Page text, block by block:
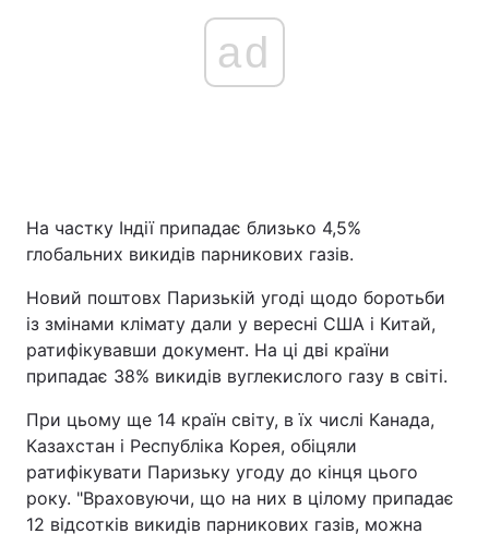
ad
На частку Індії припадає близько 4,5%
глобальних викидів парникових газів.
Новий поштовх Паризькій угоді щодо боротьби
із змінами клімату дали у вересні США і Китай,
ратифікувавши документ. На ці дві країни
припадає 38% викидів вуглекислого газу в світі.
При цьому ще 14 країн світу, в їх числі Канада,
Казахстан і Республіка Корея, обіцяли
ратифікувати Паризьку угоду до кінця цього
року. "Враховуючи, що на них в цілому припадає
12 відсотків викидів парникових газів, можна